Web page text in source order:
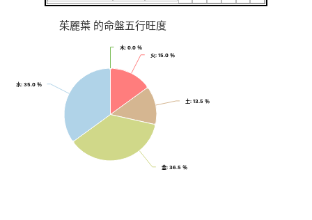
茱麗葉 的命盤五行旺度
木: 0.0 ％
木: 0.0 ％
火: 15.0 ％
火: 15.0 ％
土: 13.5 ％
土: 13.5 ％
金: 36.5 ％
金: 36.5 ％
水: 35.0 ％
水: 35.0 ％